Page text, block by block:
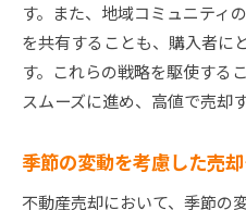
す。また、地域コミュニティ
を共有することも、購入者に
す。これらの戦略を駆使する
スムーズに進め、高値で売却
季節の変動を考慮した売
不動産売却において、季節の